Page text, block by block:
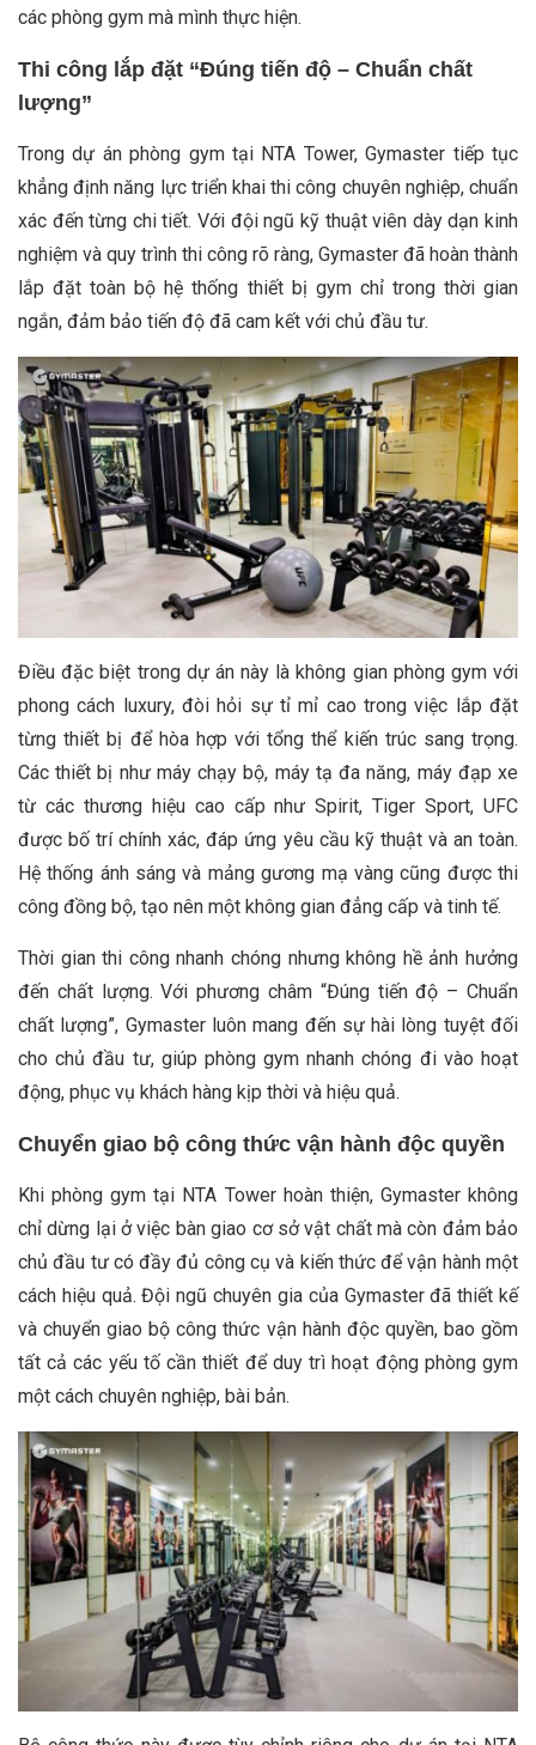
các phòng gym mà mình thực hiện.
Thi công lắp đặt “Đúng tiến độ – Chuẩn chất
lượng”
Trong dự án phòng gym tại NTA Tower, Gymaster tiếp tục
khẳng định năng lực triển khai thi công chuyên nghiệp, chuẩn
xác đến từng chi tiết. Với đội ngũ kỹ thuật viên dày dạn kinh
nghiệm và quy trình thi công rõ ràng, Gymaster đã hoàn thành
lắp đặt toàn bộ hệ thống thiết bị gym chỉ trong thời gian
ngắn, đảm bảo tiến độ đã cam kết với chủ đầu tư.
Điều đặc biệt trong dự án này là không gian phòng gym với
phong cách luxury, đòi hỏi sự tỉ mỉ cao trong việc lắp đặt
từng thiết bị để hòa hợp với tổng thể kiến trúc sang trọng.
Các thiết bị như máy chạy bộ, máy tạ đa năng, máy đạp xe
từ các thương hiệu cao cấp như Spirit, Tiger Sport, UFC
được bố trí chính xác, đáp ứng yêu cầu kỹ thuật và an toàn.
Hệ thống ánh sáng và mảng gương mạ vàng cũng được thi
công đồng bộ, tạo nên một không gian đẳng cấp và tinh tế.
Thời gian thi công nhanh chóng nhưng không hề ảnh hưởng
đến chất lượng. Với phương châm “Đúng tiến độ – Chuẩn
chất lượng”, Gymaster luôn mang đến sự hài lòng tuyệt đối
cho chủ đầu tư, giúp phòng gym nhanh chóng đi vào hoạt
động, phục vụ khách hàng kịp thời và hiệu quả.
Chuyển giao bộ công thức vận hành độc quyền
Khi phòng gym tại NTA Tower hoàn thiện, Gymaster không
chỉ dừng lại ở việc bàn giao cơ sở vật chất mà còn đảm bảo
chủ đầu tư có đầy đủ công cụ và kiến thức để vận hành một
cách hiệu quả. Đội ngũ chuyên gia của Gymaster đã thiết kế
và chuyển giao bộ công thức vận hành độc quyền, bao gồm
tất cả các yếu tố cần thiết để duy trì hoạt động phòng gym
một cách chuyên nghiệp, bài bản.